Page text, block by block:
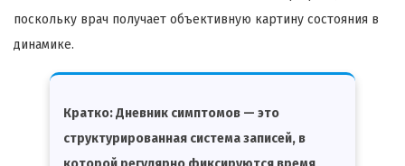
поскольку врач получает объективную картину состояния в
динамике.
Кратко:Дневник симптомов — это
структурированная система записей, в